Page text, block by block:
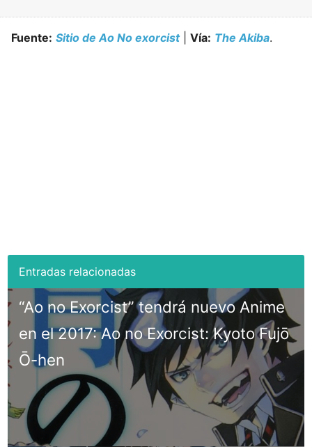
Fuente: Sitio de Ao No exorcist| Vía: The Akiba.
“Ao no Exorcist” tendrá nuevo Anime
en el 2017: Ao no Exorcist: Kyoto Fujō
Ō-hen